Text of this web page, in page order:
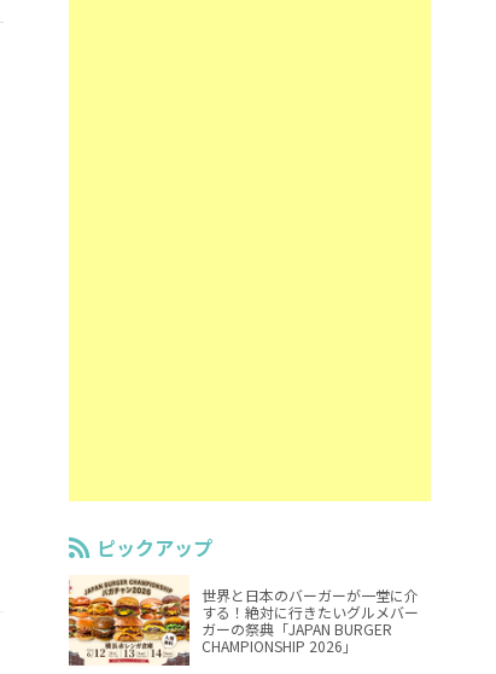
ピックアップ
世界と日本のバーガーが一堂に介
する！絶対に行きたいグルメバー
ガーの祭典「JAPAN BURGER
CHAMPIONSHIP 2026」